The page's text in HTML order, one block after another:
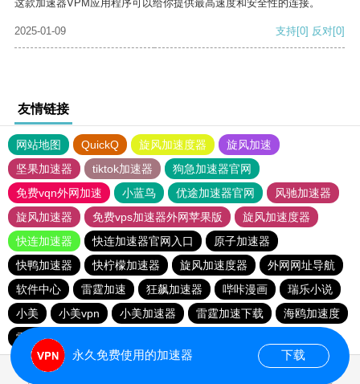
这款加速器VPM应用程序可以给你提供最高速度和安全性的连接。
2025-01-09 支持[0] 反对[0]
友情链接
网站地图 QuickQ 旋风加速度器
旋风加速
坚果加速器
tiktok加速器
狗急加速器官网
免费vqn外网加速
小蓝鸟 优途加速器官网
风驰加速器
旋风加速器
免费vps加速器外网苹果版
旋风加速度器
快连加速器
快连加速器官网入口
原子加速器
快鸭加速器
快柠檬加速器 旋风加速度器
外网网址导航
软件中心
雷霆加速 狂飙加速器 哔咔漫画
瑞乐小说
小美
小美vpn 小美加速器 雷霆加速下载
海鸥加速度
雷霆加速版ins
永久免费使用的加速器 下载